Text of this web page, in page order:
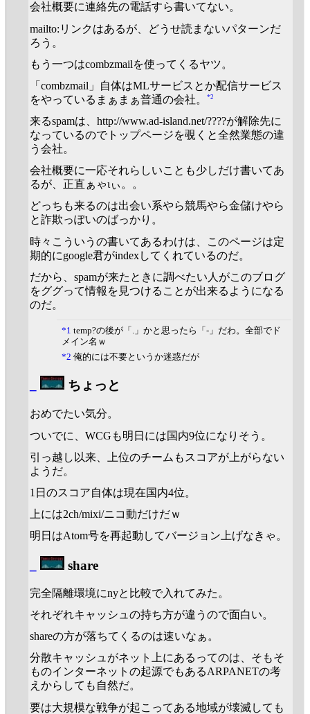
会社概要に連絡先の電話すら書いてない。
mailto:リンクはあるが、どうせ読まないパターンだ
ろう。
もう一つはcombzmailを使ってくるヤツ。
「combzmail」自体はMLサービスとか配信サービス
をやっているまぁまぁ普通の会社。
*2
来るspamは、http://www.ad-island.net/????が解除先に
なっているのでトップページを覗くと全然業態の違
う会社。
会社概要に一応それらしいことも少しだけ書いてあ
るが、正直ぁゃιぃ。。
どっちも来るのは出会い系やら競馬やら金儲けやら
と詐欺っぽいのばっかり。
時々こういうの書いてあるわけは、このページは定
期的にgoogle君がindexしてくれているのだ。
だから、spamが来たときに調べたい人がこのブログ
をググって情報を見つけることが出来るようになる
のだ。
*1 temp?の後が「.」かと思ったら「-」だわ。全部でド
メイン名ｗ
*2 俺的には不要というか迷惑だが
ちょっと
おめでたい気分。
ついでに、WCGも明日には国内9位になりそう。
引っ越し以来、上位のチームもスコアが上がらない
ようだ。
1日のスコア自体は現在国内4位。
上には2ch/mixi/ニコ動だけだｗ
明日はAtom号を再起動してバージョン上げなきゃ。
share
完全隔離環境にnyと比較で入れてみた。
それぞれキャッシュの持ち方が違うので面白い。
shareの方が落ちてくるのは速いなぁ。
分散キャッシュがネット上にあるってのは、そもそ
ものインターネットの起源でもあるARPANETの考
えからしても自然だ。
要は大規模な戦争が起こってある地域が壊滅しても